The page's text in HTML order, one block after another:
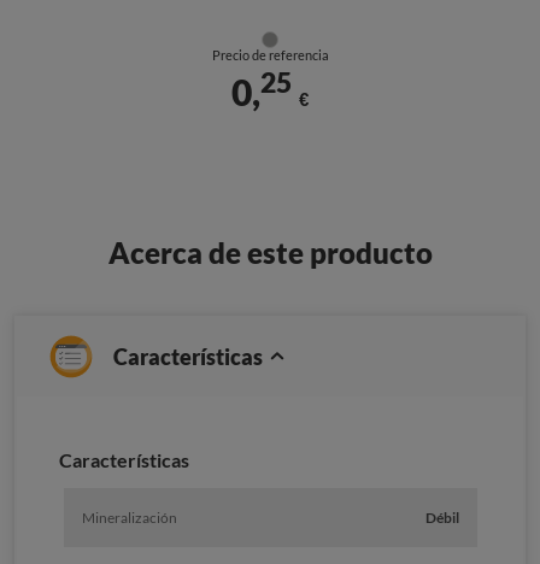
Precio de referencia
0,25
€
Acerca de este producto
Características
Caracterí­sticas
Mineralización Débil